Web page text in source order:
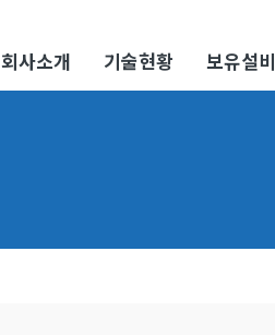
회사소개 기술현황 보유설비